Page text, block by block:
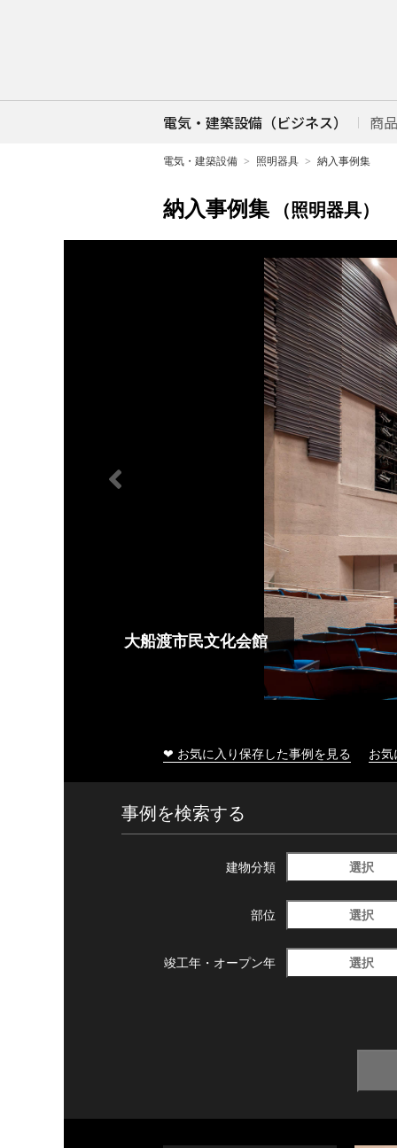
電気・建築設備（ビジネス） 商
電気・建築設備 照明器具 納入事例集
納入事例集 （照明器具）
大船渡市民文化会館
❤ お気に入り保存した事例を見る お
事例を検索する
建物分類 選択
部位 選択
竣工年・ オープン年 選択